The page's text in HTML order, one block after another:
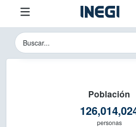
Instituto Nacional de
Buscador del Sitio del
Población
personas